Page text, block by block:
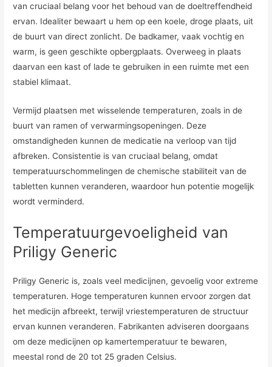
van cruciaal belang voor het behoud van de doeltreffendheid
ervan. Idealiter bewaart u hem op een koele, droge plaats, uit
de buurt van direct zonlicht. De badkamer, vaak vochtig en
warm, is geen geschikte opbergplaats. Overweeg in plaats
daarvan een kast of lade te gebruiken in een ruimte met een
stabiel klimaat.
Vermijd plaatsen met wisselende temperaturen, zoals in de
buurt van ramen of verwarmingsopeningen. Deze
omstandigheden kunnen de medicatie na verloop van tijd
afbreken. Consistentie is van cruciaal belang, omdat
temperatuurschommelingen de chemische stabiliteit van de
tabletten kunnen veranderen, waardoor hun potentie mogelijk
wordt verminderd.
Temperatuurgevoeligheid van
Priligy Generic
Priligy Generic is, zoals veel medicijnen, gevoelig voor extreme
temperaturen. Hoge temperaturen kunnen ervoor zorgen dat
het medicijn afbreekt, terwijl vriestemperaturen de structuur
ervan kunnen veranderen. Fabrikanten adviseren doorgaans
om deze medicijnen op kamertemperatuur te bewaren,
meestal rond de 20 tot 25 graden Celsius.